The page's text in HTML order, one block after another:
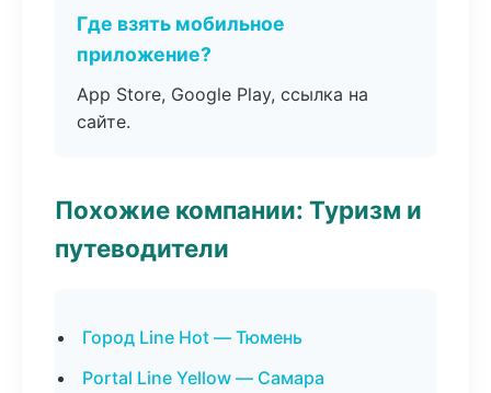
Где взять мобильное
приложение?
App Store, Google Play, ссылка на
сайте.
Похожие компании: Туризм и
путеводители
Город Line Hot — Тюмень
Portal Line Yellow — Самара